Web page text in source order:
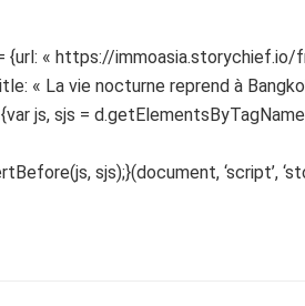
« https://immoasia.storychief.io/
« La vie nocturne reprend à
js, sjs =
sjs);}(document, ‘script’,